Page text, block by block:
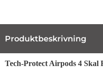
Produktbeskrivning
Tech-Protect Airpods 4 Skal